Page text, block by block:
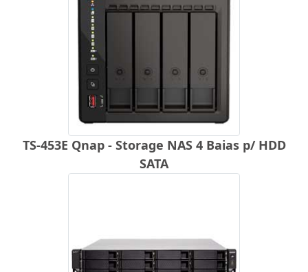
TS-453E Qnap - Storage NAS 4 Baias p/ HDD
SATA